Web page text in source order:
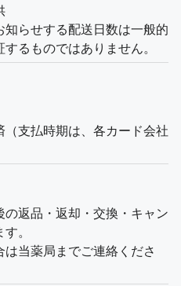
知らせする配送日数は一般的
るものではありません。
（支払時期は、各カード会社
返品・返却・交換・キャン
。
当薬局までご連絡くださ